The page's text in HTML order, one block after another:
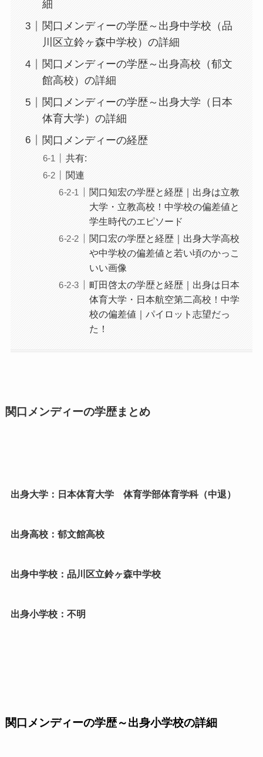
細
関口メンディーの学歴～出身中学校（品
川区立鈴ヶ森中学校）の詳細
関口メンディーの学歴～出身高校（郁文
館高校）の詳細
関口メンディーの学歴～出身大学（日本
体育大学）の詳細
関口メンディーの経歴
共有:
関連
関口知宏の学歴と経歴｜出身は立教
大学・立教高校！中学校の偏差値と
学生時代のエピソード
関口宏の学歴と経歴｜出身大学高校
や中学校の偏差値と若い頃のかっこ
いい画像
町田啓太の学歴と経歴｜出身は日本
体育大学・日本航空第二高校！中学
校の偏差値｜パイロット志望だっ
た！
関口メンディーの学歴まとめ
出身大学：日本体育大学 体育学部体育学科（中退）
出身高校：郁文館高校
出身中学校：品川区立鈴ヶ森中学校
出身小学校：不明
関口メンディーの学歴～出身小学校の詳細